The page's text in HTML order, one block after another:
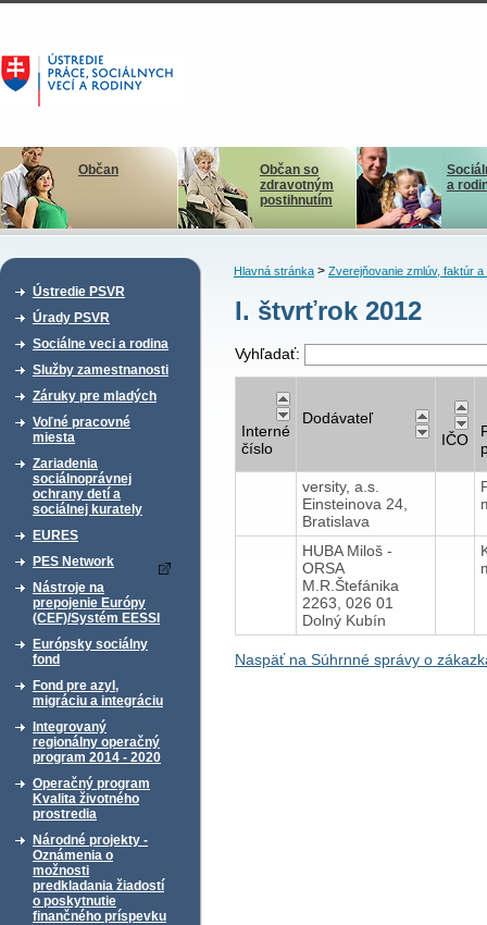
Občan
Občan so
zdravotným
postihnutím
a
Ústredie PSVR
Úrady PSVR
Sociálne veci a rodina
Služby zamestnanosti
Záruky pre mladých
Voľné pracovné
miesta
Zariadenia
sociálnoprávnej
ochrany detí a
sociálnej kurately
EURES
PES Network
Nástroje na
prepojenie Európy
(CEF)/Systém EESSI
Európsky sociálny
fond
Fond pre azyl,
migráciu a integráciu
Integrovaný
regionálny operačný
program 2014 - 2020
Operačný program
Kvalita životného
prostredia
Národné projekty -
Oznámenia o
možnosti
predkladania žiadostí
o poskytnutie
finančného príspevku
Hlavná stránka> Zverejňovanie zmlúv, faktúr a
I. štvrťrok 2012
Vyhľadať:
Interné
číslo
Dodávateľ
IČO
versity, a.s.
Einsteinova 24,
Bratislava
HUBA Miloš -
ORSA
M.R.Štefánika
2263, 026 01
Dolný Kubín
Naspäť na Súhrnné správy o